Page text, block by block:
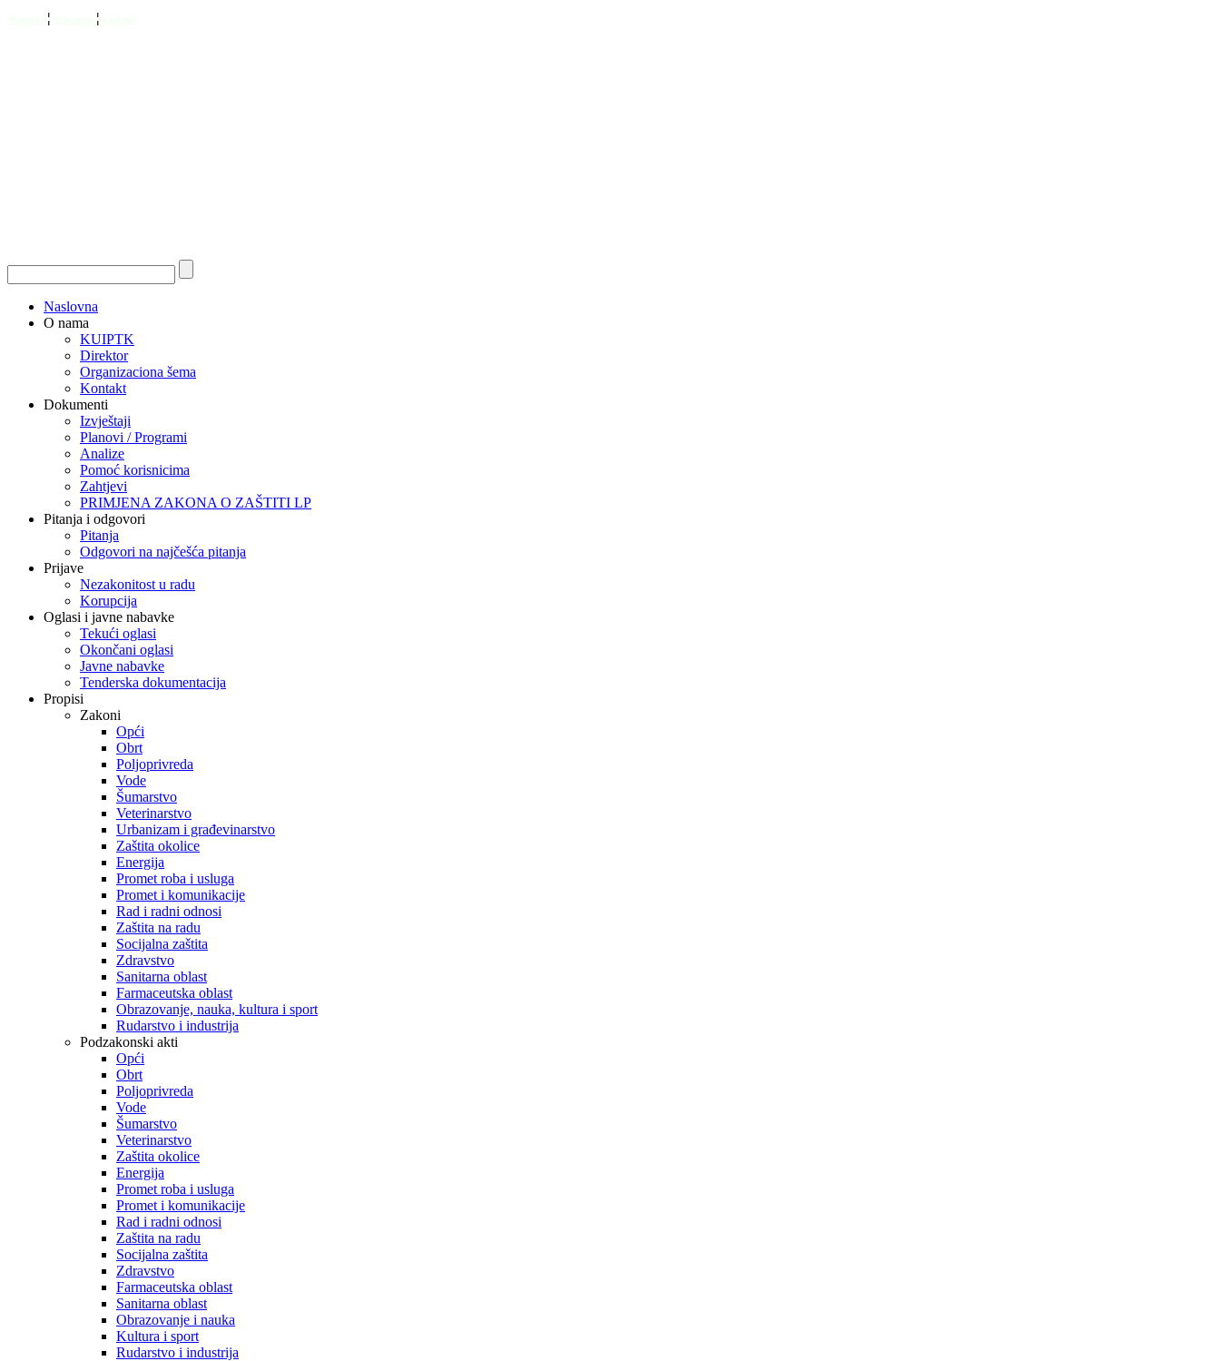
¦ ¦
Naslovna
O nama
KUIPTK
Direktor
Organizaciona šema
Kontakt
Dokumenti
Izvještaji
Planovi / Programi
Analize
Pomoć korisnicima
Zahtjevi
PRIMJENA ZAKONA O ZAŠTITI LP
Pitanja i odgovori
Pitanja
Odgovori na najčešća pitanja
Prijave
Nezakonitost u radu
Korupcija
Oglasi i javne nabavke
Tekući oglasi
Okončani oglasi
Javne nabavke
Tenderska dokumentacija
Propisi
Zakoni
Opći
Obrt
Poljoprivreda
Vode
Šumarstvo
Veterinarstvo
Urbanizam i građevinarstvo
Zaštita okolice
Energija
Promet roba i usluga
Promet i komunikacije
Rad i radni odnosi
Zaštita na radu
Socijalna zaštita
Zdravstvo
Sanitarna oblast
Farmaceutska oblast
Obrazovanje, nauka, kultura i sport
Rudarstvo i industrija
Podzakonski akti
Opći
Obrt
Poljoprivreda
Vode
Šumarstvo
Veterinarstvo
Zaštita okolice
Energija
Promet roba i usluga
Promet i komunikacije
Rad i radni odnosi
Zaštita na radu
Socijalna zaštita
Zdravstvo
Farmaceutska oblast
Sanitarna oblast
Obrazovanje i nauka
Kultura i sport
Rudarstvo i industrija